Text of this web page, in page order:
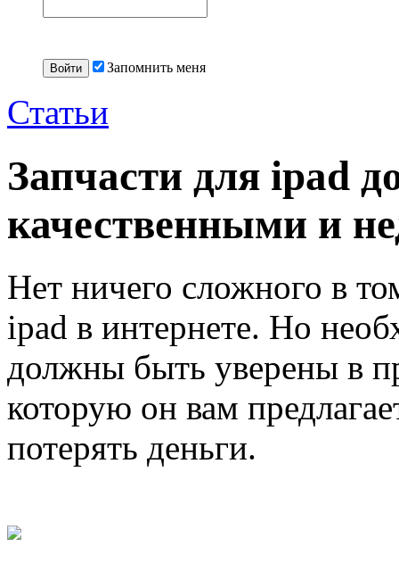
Запомнить меня
Статьи
Запчасти для ipad
качественными и
Нет ничего сложного в
ipad в интернете. Но
должны быть уверены в
которую он вам
потерять деньги.